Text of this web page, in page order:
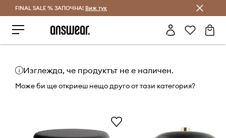
Спестявай с Answear Club
FINAL SALE % ЗАПОЧНА! Виж тук
Изглежда, че продуктът не е наличен.
Може би ще откриеш нещо друго от тази категория?